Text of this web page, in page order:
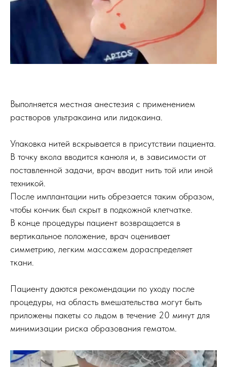
Выполняется местная анестезия с применением
растворов ультракаина или лидокаина.
Упаковка нитей вскрывается в присутствии пациента.
В точку вкола вводится канюля и, в зависимости от
поставленной задачи, врач вводит нить той или иной
техникой.
После имплантации нить обрезается таким образом,
чтобы кончик был скрыт в подкожной клетчатке.
В конце процедуры пациент возвращается в
вертикальное положение, врач оценивает
симметрию, легким массажем дораспределяет
ткани.
Пациенту даются рекомендации по уходу после
процедуры, на область вмешательства могут быть
приложены пакеты со льдом в течение 20 минут для
минимизации риска образования гематом.